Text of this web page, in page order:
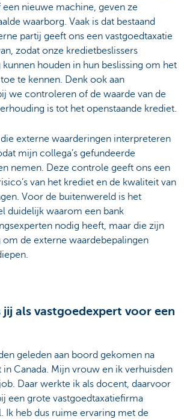
nieuwe machine, geven ze
waarborg. Vaak is dat bestaand
partij geeft ons een vastgoedtaxatie
zodat onze kredietbeslissers
houden in hun beslissing om het
te kennen. Denk ook aan
we controleren of de waarde van de
is tot het openstaande krediet.
externe waarderingen interpreteren
mijn collega’s gefundeerde
nemen. Deze controle geeft ons een
van het krediet en de kwaliteit van
Voor de buitenwereld is het
duidelijk waarom een bank
nodig heeft, maar die zijn
de externe waardebepalingen
als vastgoedexpert voor een
geleden aan boord gekomen na
in Canada. Mijn vrouw en ik verhuisden
Daar werkte ik als docent, daarvoor
een grote vastgoedtaxatiefirma
Ik heb dus ruime ervaring met de